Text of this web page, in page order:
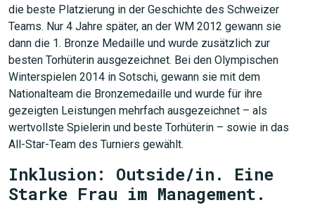
die beste Platzierung in der Geschichte des Schweizer
Teams. Nur 4 Jahre später, an der WM 2012 gewann sie
dann die 1. Bronze Medaille und wurde zusätzlich zur
besten Torhüterin ausgezeichnet. Bei den Olympischen
Winterspielen 2014 in Sotschi, gewann sie mit dem
Nationalteam die Bronzemedaille und wurde für ihre
gezeigten Leistungen mehrfach ausgezeichnet – als
wertvollste Spielerin und beste Torhüterin – sowie in das
All-Star-Team des Turniers gewählt.
Inklusion: Outside/in. Eine
Starke Frau im Management.